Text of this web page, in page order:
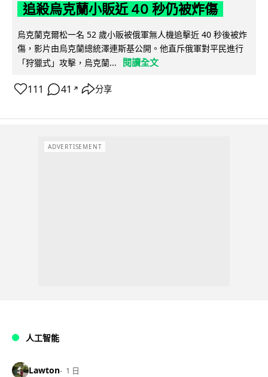
追殺烏克蘭小販近 40 秒仍被炸傷
烏克蘭克爾松一名 52 歲小販被俄軍無人機追擊近 40 秒後被炸
傷，影片由烏克蘭總統澤連斯基公開。他直斥俄軍對平民進行
「狩獵式」攻擊，烏克蘭...
閱讀全文
111 41 ↗ 分享
ADVERTISEMENT
人工智能
Lawton 1 日